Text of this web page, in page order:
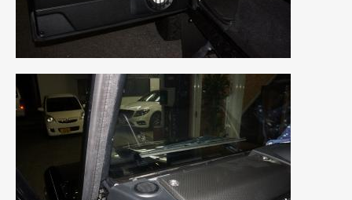
2020年10月(1)
2020年9月
2020年8月(4)
2020年7月(3)
2020年6月(2)
2020年5月(4)